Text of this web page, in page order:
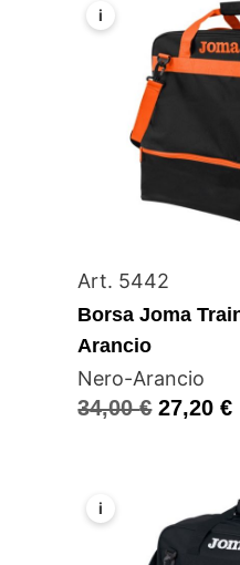
i
Art. 5442
Borsa Joma
Arancio
Nero-Arancio
34,00€ 27,20€
i